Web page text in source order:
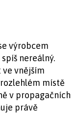
výrobcem
nereálný.
vnějším
místě
v propagačních
právě